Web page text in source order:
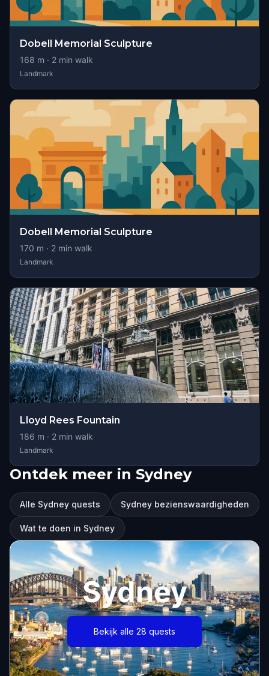
Dobell Memorial Sculpture
168 m · 2 min walk
Landmark
Dobell Memorial Sculpture
170 m · 2 min walk
Landmark
Lloyd Rees Fountain
186 m · 2 min walk
Landmark
Ontdek meer in Sydney
Alle Sydney quests Sydney bezienswaardigheden
Wat te doen in Sydney
Sydney
Bekijk alle 28 quests